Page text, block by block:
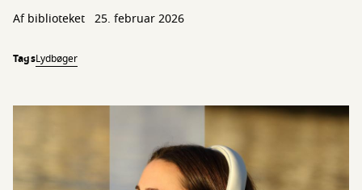
Af biblioteket 25. februar 2026
TagsLydbøger